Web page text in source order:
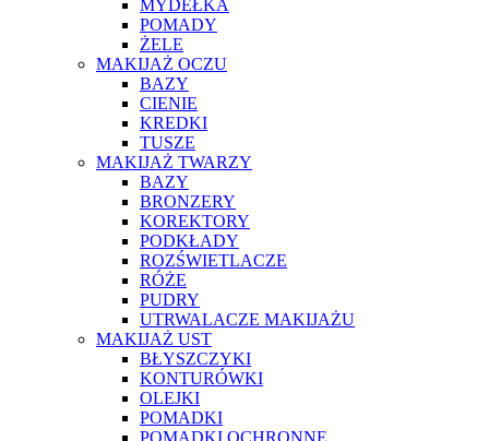
MYDEŁKA
POMADY
ŻELE
MAKIJAŻ OCZU
BAZY
CIENIE
KREDKI
TUSZE
MAKIJAŻ TWARZY
BAZY
BRONZERY
KOREKTORY
PODKŁADY
ROZŚWIETLACZE
RÓŻE
PUDRY
UTRWALACZE MAKIJAŻU
MAKIJAŻ UST
BŁYSZCZYKI
KONTURÓWKI
OLEJKI
POMADKI
POMADKI OCHRONNE